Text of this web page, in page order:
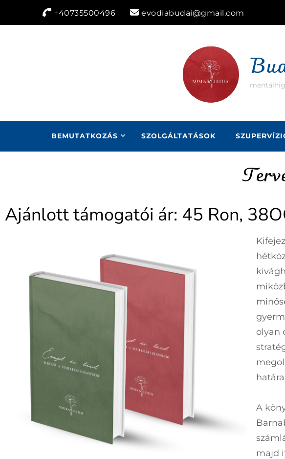
+40735500496 evodiabudai@gmail.com
BEMUTATKOZÁS SZOLGÁLTATÁSOK
Ajánlott támogatói ár: 45 Ron,
olyan
A
majd